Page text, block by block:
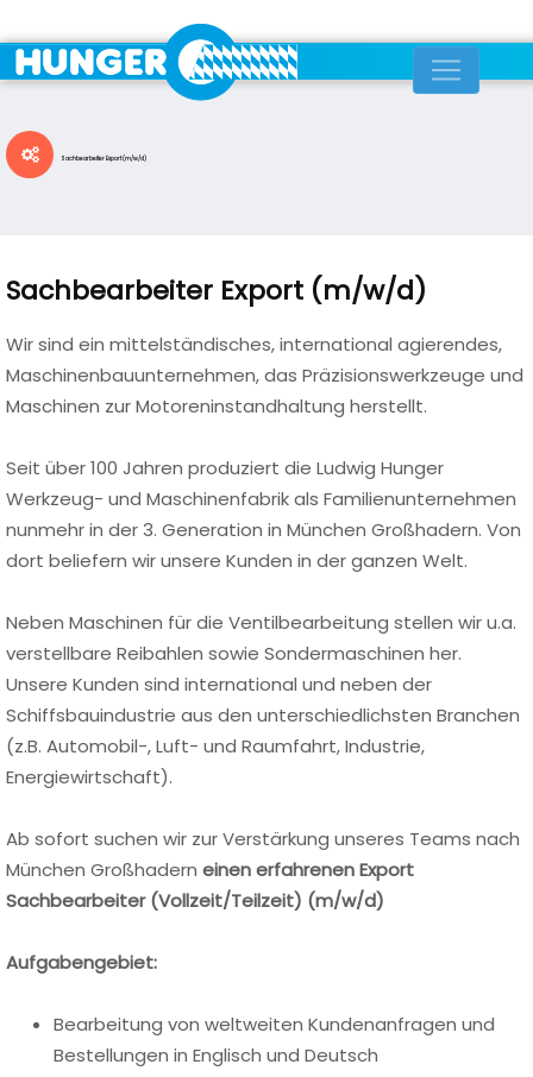
Sachbearbeiter Export (m/w/d)
Sachbearbeiter Export (m/w/d)
Wir sind ein mittelständisches, international agierendes,
Maschinenbauunternehmen, das Präzisionswerkzeuge und
Maschinen zur Motoreninstandhaltung herstellt.
Seit über 100 Jahren produziert die Ludwig Hunger
Werkzeug- und Maschinenfabrik als Familienunternehmen
nunmehr in der 3. Generation in München Großhadern. Von
dort beliefern wir unsere Kunden in der ganzen Welt.
Neben Maschinen für die Ventilbearbeitung stellen wir u.a.
verstellbare Reibahlen sowie Sondermaschinen her.
Unsere Kunden sind international und neben der
Schiffsbauindustrie aus den unterschiedlichsten Branchen
(z.B. Automobil-, Luft- und Raumfahrt, Industrie,
Energiewirtschaft).
Ab sofort suchen wir zur Verstärkung unseres Teams nach
München Großhadern einen erfahrenen Export
Sachbearbeiter (Vollzeit/Teilzeit) (m/w/d)
Aufgabengebiet:
Bearbeitung von weltweiten Kundenanfragen und
Bestellungen in Englisch und Deutsch